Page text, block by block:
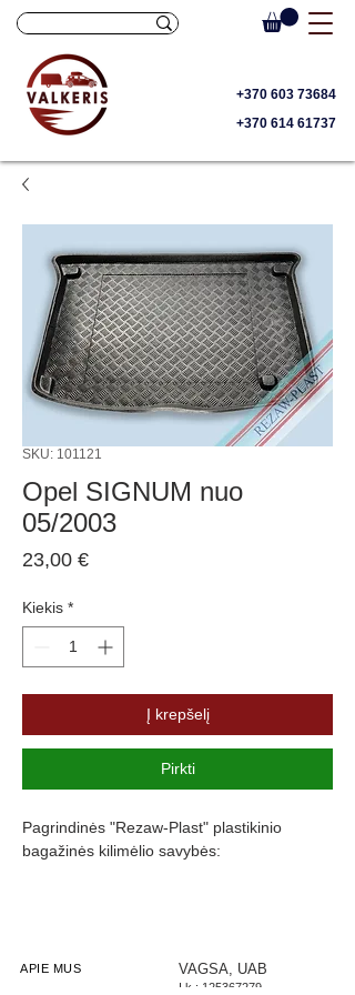
+370 603 73684
+370 614 61737
SKU: 101121
Opel SIGNUM nuo
05/2003
23,00 €Price
Kiekis *
Į krepšelį
Pirkti
Pagrindinės "Rezaw-Plast" plastikinio
bagažinės kilimėlio savybės:
Pagamintas iš polietileno
Turi gofruotą paviršių
APIE MUS
VAGSA, UAB
Į.k.: 125367279